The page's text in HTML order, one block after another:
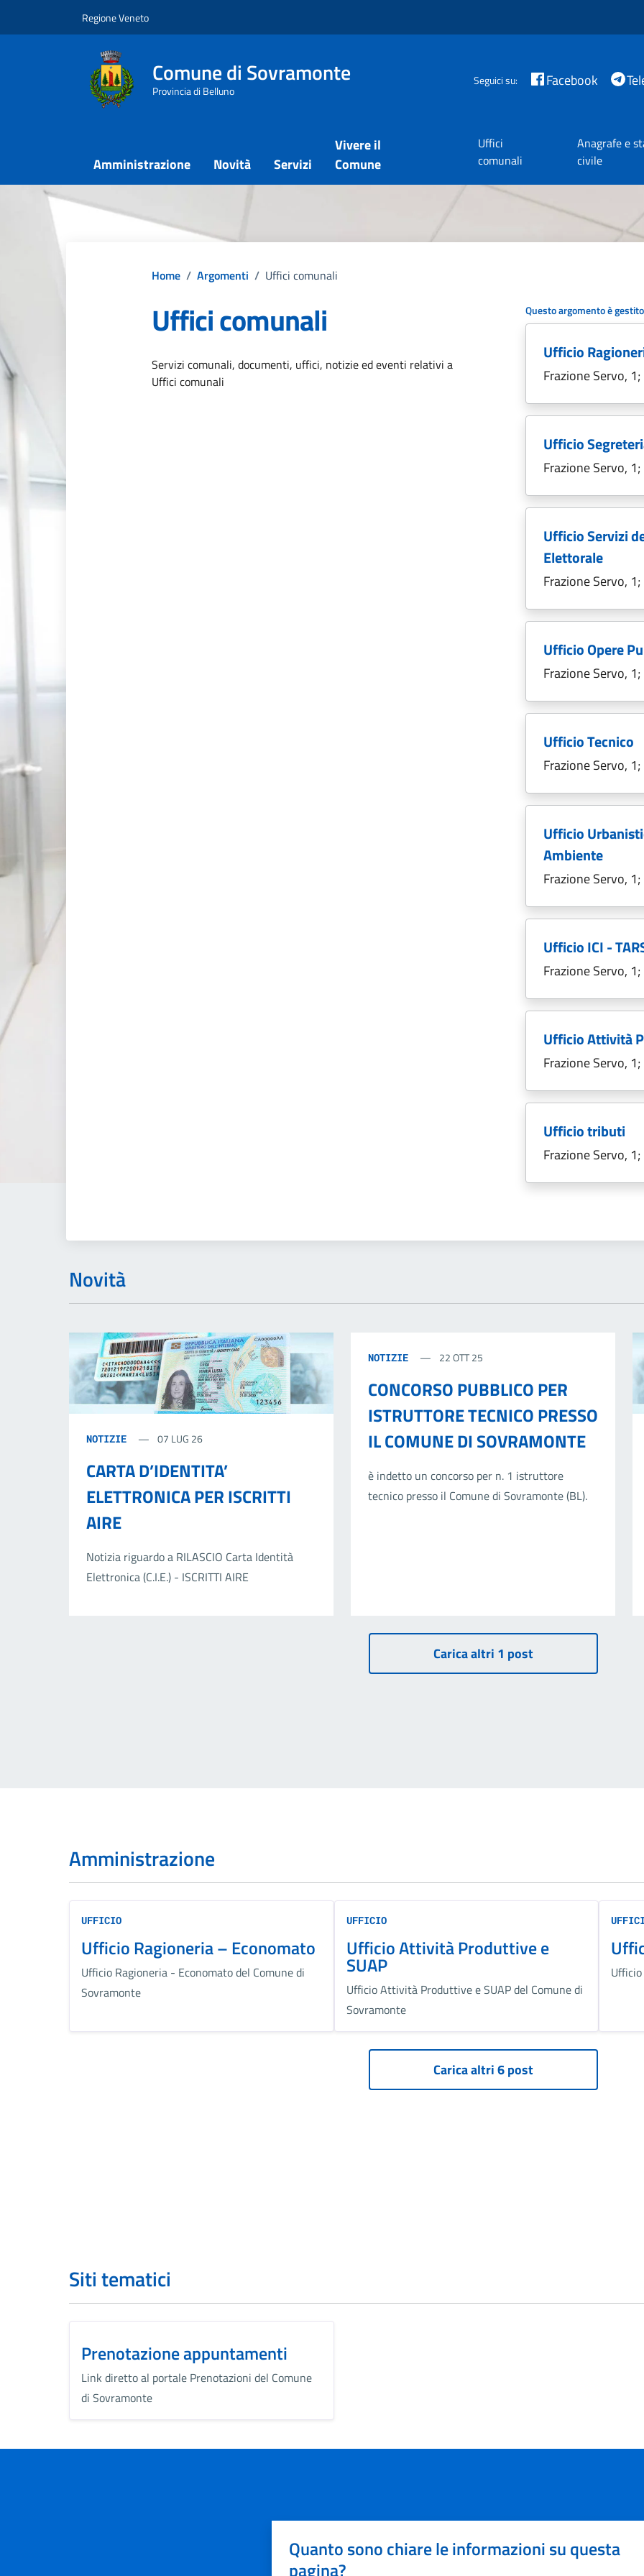
Regione Veneto
Comune di Sovramonte
Provincia di Belluno
Seguici su: Facebook
Amministrazione Novità Servizi
Vivere il
Comune
Uffici
comunali
Anagrafe e
civile
Home / Argomenti / Uffici comunali
Uffici comunali
Dettagli dell'argomento
Servizi comunali, documenti, uffici, notizie ed eventi relativi a
Uffici comunali
Questo argomento è
Ufficio
Frazione Servo,
Ufficio
Frazione Servo,
Ufficio Servizi
Elettorale
Frazione Servo,
Ufficio Opere
Frazione Servo,
Ufficio Tecnico
Frazione Servo,
Ufficio
Ambiente
Frazione Servo,
Ufficio ICI -
Frazione Servo,
Ufficio Attività
Frazione Servo,
Ufficio tributi
Frazione Servo,
Novità
NOTIZIE 07 LUG 26
CARTA D’IDENTITA’
ELETTRONICA PER ISCRITTI
AIRE
Notizia riguardo a RILASCIO Carta Identità
Elettronica (C.I.E.) - ISCRITTI AIRE
NOTIZIE 22 OTT 25
CONCORSO PUBBLICO PER
ISTRUTTORE TECNICO PRESSO
IL COMUNE DI SOVRAMONTE
è indetto un concorso per n. 1 istruttore
tecnico presso il Comune di Sovramonte (BL).
Amministrazione
UFFICIO
Ufficio Ragioneria – Economato
Ufficio Ragioneria - Economato del Comune di
Sovramonte
UFFICIO
Ufficio Attività Produttive e
SUAP
Ufficio Attività Produttive e SUAP del Comune di
Sovramonte
Siti tematici
Prenotazione appuntamenti
Link diretto al portale Prenotazioni del Comune
di Sovramonte
Quanto sono chiare le informazioni su questa
pagina?